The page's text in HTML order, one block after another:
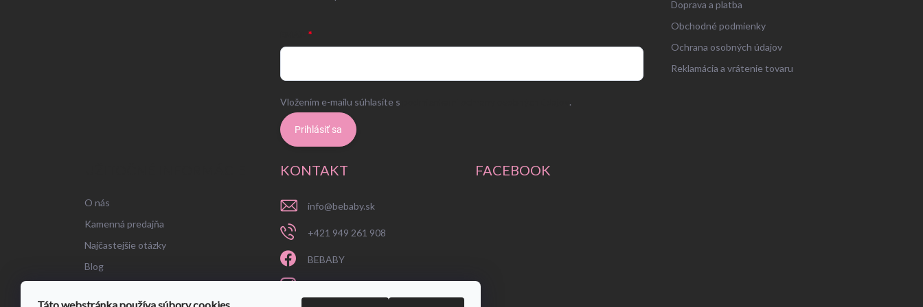
Vložením e-mailu súhlasíte s .
Prihlásiť sa
Doprava a platba
Obchodné podmienky
Ochrana osobných údajov
Reklamácia a vrátenie tovaru
O nás
Kamenná predajňa
Najčastejšie otázky
Blog
KONTAKT
info@bebaby.sk
+421 949 261 908
BEBABY
FACEBOOK